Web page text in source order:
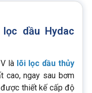
dầu Hydac
là lõi lọc dầu thủy
cao, ngay sau bơm
thiết kế cấp độ